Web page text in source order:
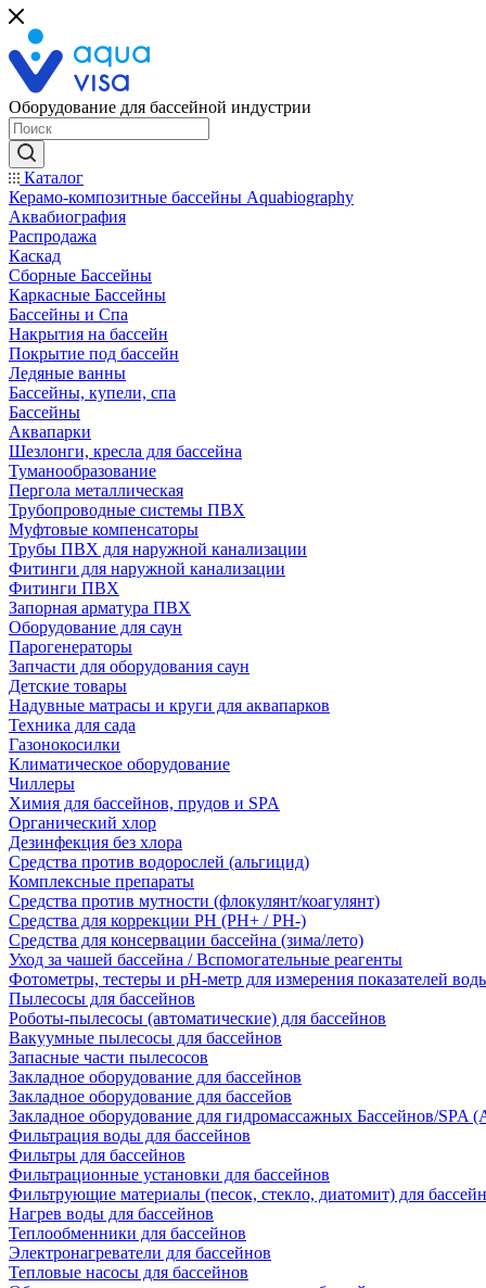
Оборудование для бассейной индустрии
Каталог
Керамо-композитные бассейны Aquabiography
Аквабиография
Распродажа
Каскад
Сборные Бассейны
Каркасные Бассейны
Бассейны и Спа
Накрытия на бассейн
Покрытие под бассейн
Ледяные ванны
Бассейны, купели, спа
Бассейны
Аквапарки
Шезлонги, кресла для бассейна
Туманообразование
Пергола металлическая
Трубопроводные системы ПВХ
Муфтовые компенсаторы
Трубы ПВХ для наружной канализации
Фитинги для наружной канализации
Фитинги ПВХ
Запорная арматура ПВХ
Оборудование для саун
Парогенераторы
Запчасти для оборудования саун
Детские товары
Надувные матрасы и круги для аквапарков
Техника для сада
Газонокосилки
Климатическое оборудование
Чиллеры
Химия для бассейнов, прудов и SPA
Органический хлор
Дезинфекция без хлора
Средства против водорослей (альгицид)
Комплексные препараты
Средства против мутности (флокулянт/коагулянт)
Средства для коррекции PH (PH+ / PH-)
Средства для консервации бассейна (зима/лето)
Уход за чашей бассейна / Вспомогательные реагенты
Фотометры, тестеры и рН-метр для измерения показателей
Пылесосы для бассейнов
Роботы-пылесосы (автоматические) для бассейнов
Вакуумные пылесосы для бассейнов
Запасные части пылесосов
Закладное оборудование для бассейнов
Закладное оборудование для бассейов
Закладное оборудование для гидромассажных Бассейнов/SPA
Фильтрация воды для бассейнов
Фильтры для бассейнов
Фильтрационные установки для бассейнов
Фильтрующие материалы (песок, стекло, диатомит) для
Нагрев воды для бассейнов
Теплообменники для бассейнов
Электронагреватели для бассейнов
Тепловые насосы для бассейнов